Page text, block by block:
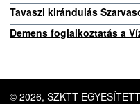
Tavaszi kirándulás
Demens foglalkoztatás a
© 2026, SZKTT